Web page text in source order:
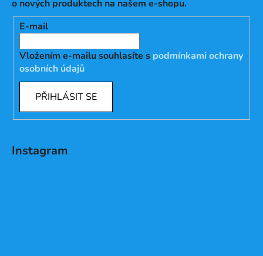
o nových produktech na našem e-shopu.
E-mail
Vložením e-mailu souhlasíte s podmínkami ochrany
osobních údajů
PŘIHLÁSIT SE
Instagram